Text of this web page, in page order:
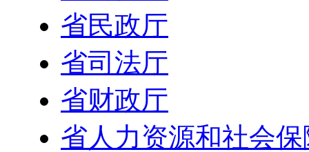
省民政厅
省司法厅
省财政厅
省人力资源和社会